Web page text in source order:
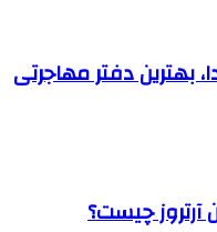
بهترین دفتر مهاجرتی
آرتروز چیست؟